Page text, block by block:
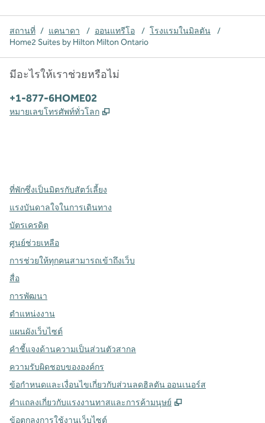
สถานที่ / แคนาดา / ออนแทรีโอ / โรงแรมในมิลตัน
/
Home2 Suites by Hilton Milton Ontario
มีอะไรให้เราช่วยหรือไม่
โทรศัพท์:
+1-877-6HOME02
หมายเลขโทรศัพท์ทั่วโลก ,
ที่พักซึ่งเป็นมิตรกับสัตว์เลี้ยง
แรงบันดาลใจในการเดินทาง
บัตรเครดิต
ศูนย์ช่วยเหลือ
การช่วยให้ทุกคนสามารถเข้าถึงเว็บ
สื่อ
การพัฒนา
ตำแหน่งงาน
แผนผังเว็บไซต์
คำชี้แจงด้านความเป็นส่วนตัวสากล
ความรับผิดชอบขององค์กร
ข้อกำหนดและเงื่อนไขเกี่ยวกับส่วนลดฮิลตัน ออนเนอร์ส
คําแถลงเกี่ยวกับแรงงานทาสและการค้ามนุษย์
,
ข้อตกลงการใช้งานเว็บไซต์